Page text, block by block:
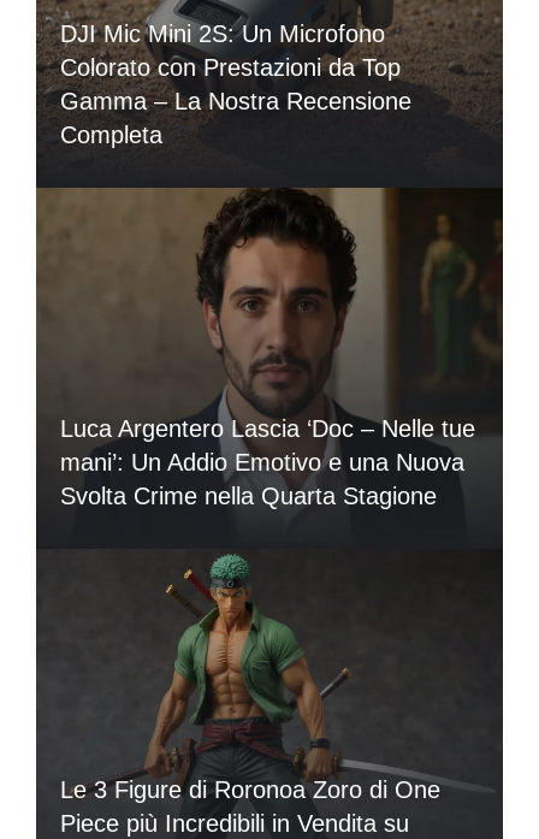
DJI Mic Mini 2S: Un Microfono
Colorato con Prestazioni da Top
Gamma – La Nostra Recensione
Completa
Luca Argentero Lascia ‘Doc – Nelle tue
mani’: Un Addio Emotivo e una Nuova
Svolta Crime nella Quarta Stagione
Le 3 Figure di Roronoa Zoro di One
Piece più Incredibili in Vendita su